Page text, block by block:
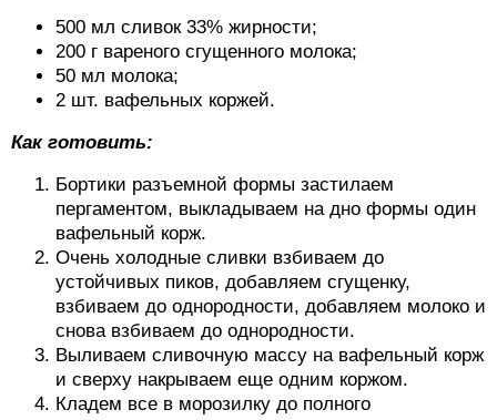
500 мл сливок 33% жирности;
200 г вареного сгущенного молока;
50 мл молока;
2 шт. вафельных коржей.
Как готовить:
Бортики разъемной формы застилаем
пергаментом, выкладываем на дно формы один
вафельный корж.
Очень холодные сливки взбиваем до
устойчивых пиков, добавляем сгущенку,
взбиваем до однородности, добавляем молоко и
снова взбиваем до однородности.
Выливаем сливочную массу на вафельный корж
и сверху накрываем еще одним коржом.
Кладем все в морозилку до полного